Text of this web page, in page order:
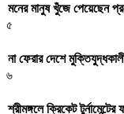
মনের মানুষ খুঁজে পেয়েছেন
৫
না ফেরার দেশে
৬
শ্রীমঙ্গলে ক্রিকেট